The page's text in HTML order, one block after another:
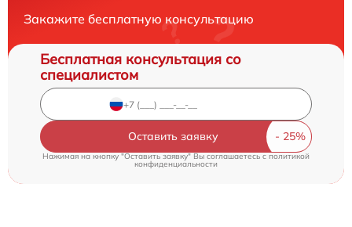
Закажите бесплатную консультацию
Бесплатная консультация со
специалистом
Оставить заявку
Нажимая на кнопку "Оставить заявку" Вы соглашаетесь cполитикой
конфиденциальности